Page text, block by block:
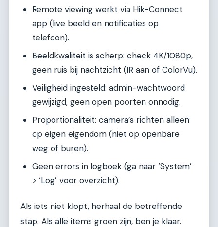
Remote viewing werkt via Hik-Connect
app (live beeld en notificaties op
telefoon).
Beeldkwaliteit is scherp: check 4K/1080p,
geen ruis bij nachtzicht (IR aan of ColorVu).
Veiligheid ingesteld: admin-wachtwoord
gewijzigd, geen open poorten onnodig.
Proportionaliteit: camera’s richten alleen
op eigen eigendom (niet op openbare
weg of buren).
Geen errors in logboek (ga naar ‘System’
> ‘Log’ voor overzicht).
Als iets niet klopt, herhaal de betreffende
stap. Als alle items groen zijn, ben je klaar.